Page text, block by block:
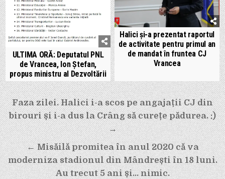
ULTIMA ORĂ: Deputatul PNL
de Vrancea, Ion Ștefan,
propus ministru al Dezvoltării
Halici și-a prezentat raportul
de activitate pentru primul an
de mandat în fruntea CJ
Vrancea
Navigare
în
articole
Faza zilei. Halici i-a scos pe angajații CJ din
birouri și i-a dus la Crâng să curețe pădurea. :)
→
← Misăilă promitea în anul 2020 că va
moderniza stadionul din Mândrești în 18 luni.
Au trecut 5 ani și… nimic.